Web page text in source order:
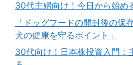
30代主婦向け！今日から始め
「ドッグフードの開封後の保
犬の健康を守るポイント」
30代向け！日本株投資入門：